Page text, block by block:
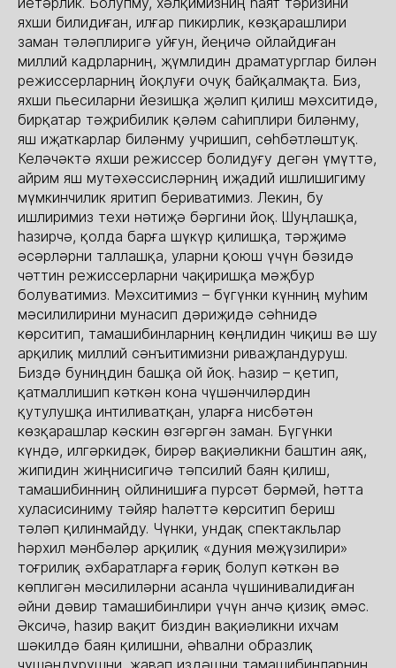
яхши билидиған, илғар пикирлик, көзқарашлири
заман тәләплиригә уйғун, йеңичә ойлайдиған
миллий кадрларниң, җүмлидин драматурглар билән
режиссерларниң йоқлуғи очуқ байқалмақта. Биз,
яхши пьесиларни йезишқа җәлип қилиш мәхситидә,
бирқатар тәҗрибилик қәләм саһиплири биләнму,
яш иҗаткарлар биләнму учришип, сөһбәтләштуқ.
Келәчәктә яхши режиссер болидуғу дегән үмүттә,
айрим яш мутәхәссисләрниң иҗадий ишлишигиму
мүмкинчилик яритип бериватимиз. Лекин, бу
ишлиримиз техи нәтиҗә бәргини йоқ. Шуңлашқа,
һазирчә, қолда барға шүкүр қилишқа, тәрҗимә
әсәрләрни таллашқа, уларни қоюш үчүн бәзидә
чәттин режиссерларни чақиришқа мәҗбур
болуватимиз. Мәхситимиз – бүгүнки күнниң муһим
мәсилилирини мунасип дәриҗидә сәһнидә
көрситип, тамашибинларниң көңлидин чиқиш вә шу
арқилиқ миллий сәнъитимизни риваҗландуруш.
Биздә буниңдин башқа ой йоқ. Һазир – қетип,
қатмаллишип кәткән кона чүшәнчиләрдин
қутулушқа интиливатқан, уларға нисбәтән
көзқарашлар кәскин өзгәргән заман. Бүгүнки
күндә, илгәркидәк, бирәр вақиәликни баштин аяқ,
жипидин жиңнисигичә тәпсилий баян қилиш,
тамашибинниң ойлинишиға пурсәт бәрмәй, һәтта
хуласисиниму тәйяр һаләттә көрситип бериш
тәләп қилинмайду. Чүнки, ундақ спектакльлар
һәрхил мәнбәләр арқилиқ «дуния мөҗүзилири»
тоғрилиқ әхбаратларға ғәриқ болуп кәткән вә
көплигән мәсилиләрни асанла чүшинивалидиған
әйни дәвир тамашибинлири үчүн анчә қизиқ әмәс.
Әксичә, һазир вақит биздин вақиәликни ихчам
шәкилдә баян қилишни, әһвални образлиқ
чүшәндүрүшни, җавап издәшни тамашибинларниң